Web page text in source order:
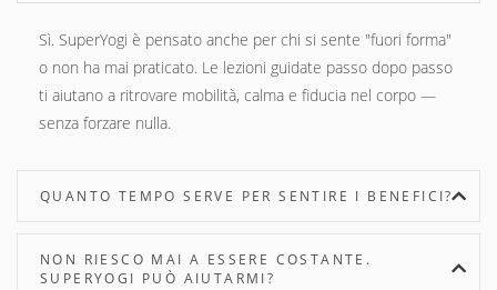
Sì. SuperYogi è pensato anche per chi si sente "fuori forma"
o non ha mai praticato. Le lezioni guidate passo dopo passo
ti aiutano a ritrovare mobilità, calma e fiducia nel corpo —
senza forzare nulla.
QUANTO TEMPO SERVE PER SENTIRE I BENEFICI?
NON RIESCO MAI A ESSERE COSTANTE.
SUPERYOGI PUÒ AIUTARMI?